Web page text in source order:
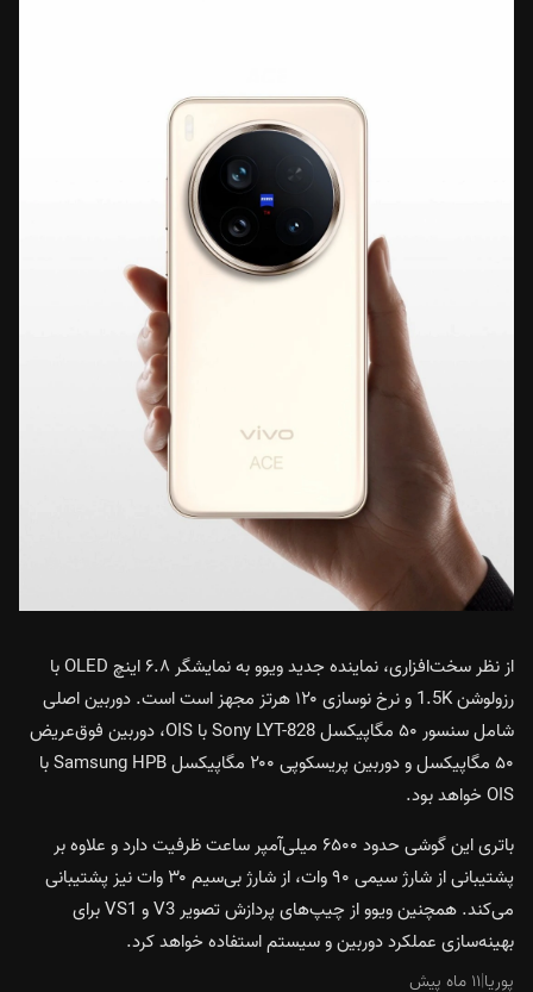
از نظر سخت‌افزاری، نماینده جدید ویوو به نمایشگر ۶.۸ اینچ OLED با
رزولوشن 1.5K و نرخ نوسازی ۱۲۰ هرتز مجهز است است. دوربین اصلی
شامل سنسور ۵۰ مگاپیکسل Sony LYT-828 با OIS، دوربین فوق‌عریض
۵۰ مگاپیکسل و دوربین پریسکوپی ۲۰۰ مگاپیکسل Samsung HPB با
OIS خواهد بود.
باتری این گوشی حدود ۶۵۰۰ میلی‌آمپر ساعت ظرفیت دارد و علاوه بر
پشتیبانی از شارژ سیمی ۹۰ وات، از شارژ بی‌سیم ۳۰ وات نیز پشتیبانی
می‌کند. همچنین ویوو از چیپ‌های پردازش تصویر V3 و VS1 برای
بهینه‌سازی عملکرد دوربین و سیستم استفاده خواهد کرد.
پوریا|۱۱ ماه پیش